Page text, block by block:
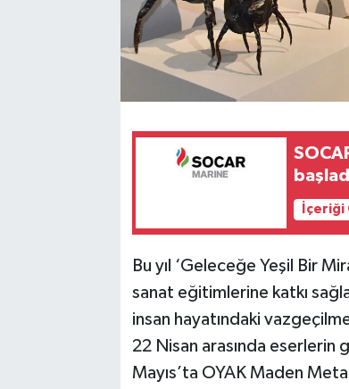
Bu yıl ‘Geleceğe Yeşil Bir
sanat eğitimlerine katkı
insan hayatındaki
22 Nisan arasında eserlerin
Mayıs’ta OYAK Maden